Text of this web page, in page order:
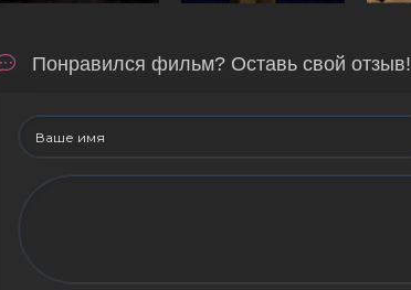
Понравился фильм? Оставь свой отзыв!